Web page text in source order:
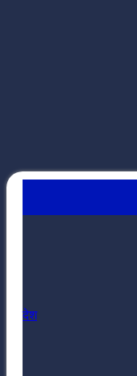
देश